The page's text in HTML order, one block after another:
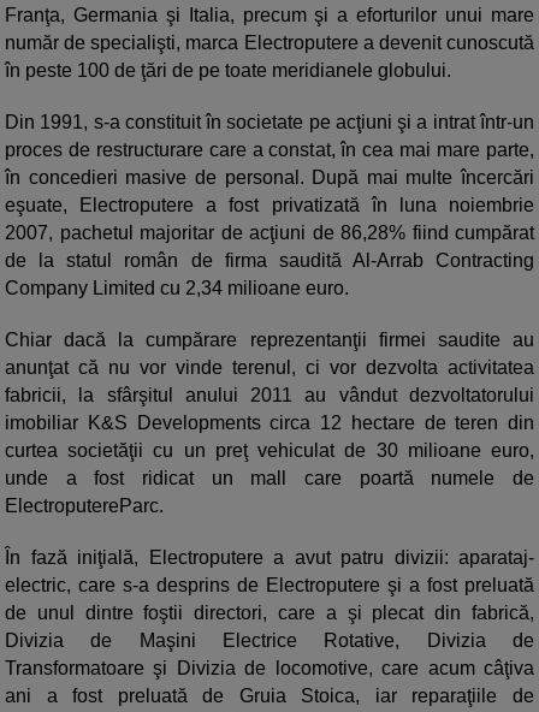
Franţa, Germania şi Italia, precum şi a eforturilor unui mare
număr de specialişti, marca Electroputere a devenit cunoscută
în peste 100 de ţări de pe toate meridianele globului.
Din 1991, s-a constituit în societate pe acţiuni şi a intrat într-un
proces de restructurare care a constat, în cea mai mare parte,
în concedieri masive de personal. După mai multe încercări
eşuate, Electroputere a fost privatizată în luna noiembrie
2007, pachetul majoritar de acţiuni de 86,28% fiind cumpărat
de la statul român de firma saudită Al-Arrab Contracting
Company Limited cu 2,34 milioane euro.
Chiar dacă la cumpărare reprezentanţii firmei saudite au
anunţat că nu vor vinde terenul, ci vor dezvolta activitatea
fabricii, la sfârşitul anului 2011 au vândut dezvoltatorului
imobiliar K&S Developments circa 12 hectare de teren din
curtea societăţii cu un preţ vehiculat de 30 milioane euro,
unde a fost ridicat un mall care poartă numele de
ElectroputereParc.
În fază iniţială, Electroputere a avut patru divizii: aparataj-
electric, care s-a desprins de Electroputere şi a fost preluată
de unul dintre foştii directori, care a şi plecat din fabrică,
Divizia de Maşini Electrice Rotative, Divizia de
Transformatoare şi Divizia de locomotive, care acum câţiva
ani a fost preluată de Gruia Stoica, iar reparaţiile de